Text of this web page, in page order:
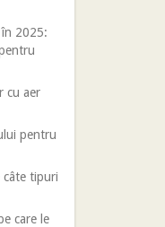
2025:
cu aer
pentru
câte tipuri
care le